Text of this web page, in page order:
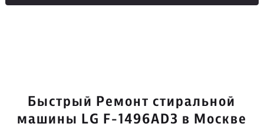
Быстрый Ремонт стиральной
машины LG F-1496AD3 в Москве